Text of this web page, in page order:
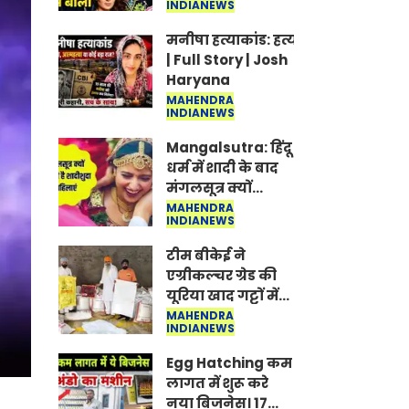
Jantar-Mantar |
CJP protest
INDIANEWS
मनीषा हत्याकांड: हत्या, आत्महत्या या
| Full Story | Josh
Haryana
MAHENDRA
INDIANEWS
Mangalsutra: हिंदू
धर्म में शादी के बाद
मंगलसूत्र क्यों
पहनती है महिलाएं,
किसने शुरु की ये
परंपरा
MAHENDRA
INDIANEWS
टीम बीकेई ने
एग्रीकल्चर ग्रेड की
यूरिया खाद गट्टों में
बदलकर टेक्निकल
ग्रेड में बेचने वालों पर
करवाई कार्रवाई:
लखविंदर सिंह
औलख
MAHENDRA
INDIANEWS
Egg Hatching कम
लागत में शुरू करे
नया बिजनेस। 17